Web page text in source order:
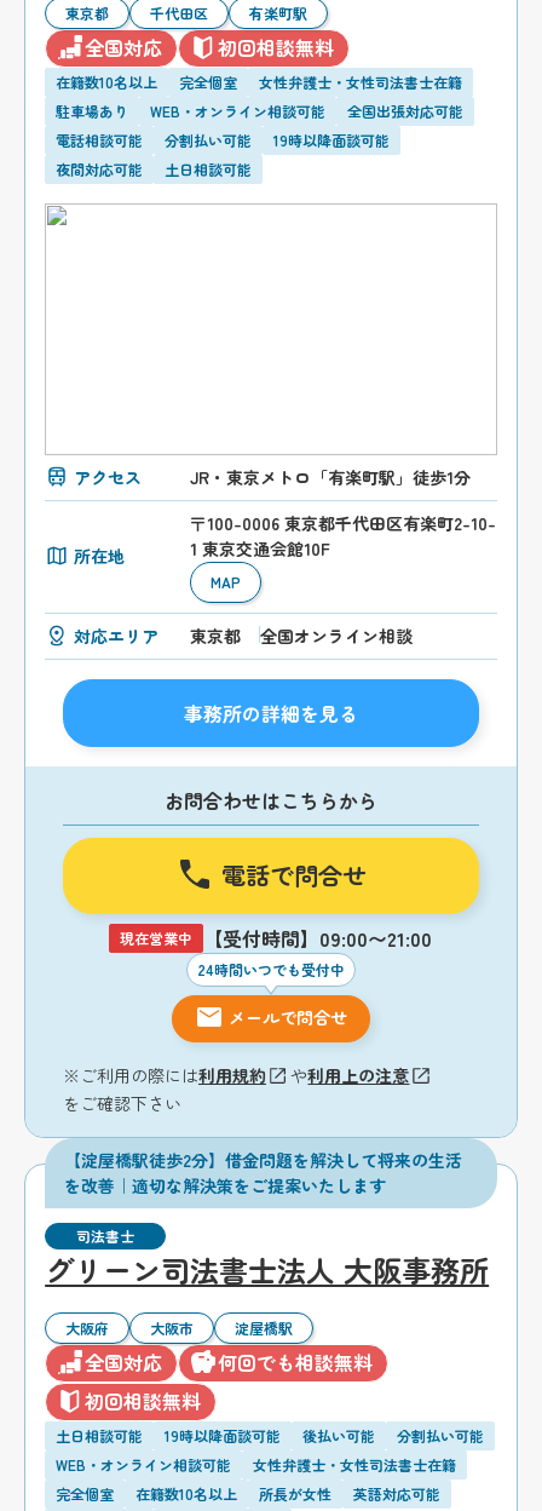
東京都 千代田区 有楽町駅
全国対応 初回相談無料
在籍数10名以上 完全個室
女性弁護士・女性司法書士在籍
駐車場あり
WEB・オンライン相談可能
全国出張対応可能
電話相談可能
分割払い可能
19時以降面談可能
夜間対応可能
土日相談可能
アクセス JR・東京メトロ「有楽町駅」徒歩1分
所在地
〒100-0006 東京都千代田区有楽町2-10-
1 東京交通会館10F
MAP
対応エリア 東京都 全国オンライン相談
事務所の詳細を見る
お問合わせはこちらから
電話で問合せ
現在営業中 【受付時間】09:00〜21:00
24時間いつでも受付中
メールで問合せ
※ご利用の際には利用規約 や利用上の注意
をご確認下さい
【淀屋橋駅徒歩2分】借金問題を解決して将来の生活
を改善｜適切な解決策をご提案いたします
司法書士
グリーン司法書士法人 大阪事務所
大阪府 大阪市 淀屋橋駅
全国対応
何回でも相談無料
初回相談無料
土日相談可能 19時以降面談可能 後払い可能
分割払い可能
WEB・オンライン相談可能
女性弁護士・女性司法書士在籍
完全個室
在籍数10名以上 所長が女性
英語対応可能